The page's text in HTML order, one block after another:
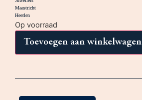
Op voorraad
Toevoegen aan winkelwagen